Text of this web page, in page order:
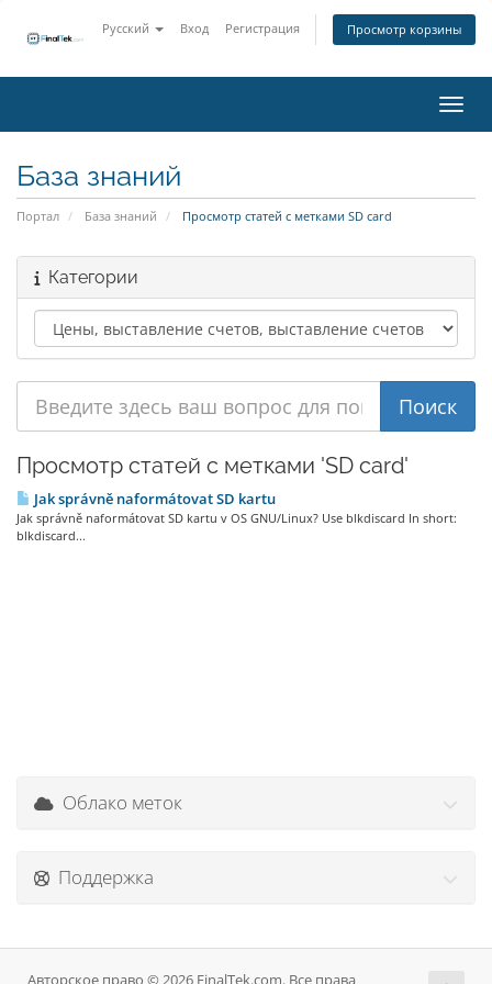
Русский Вход Регистрация Просмотр корзины
База знаний
Портал База знаний Просмотр статей с метками SD card
Категории
Просмотр статей с метками 'SD card'
Jak správně naformátovat SD kartu
Jak správně naformátovat SD kartu v OS GNU/Linux? Use blkdiscard In short:
blkdiscard...
Облако меток
Поддержка
Авторское право © 2026 FinalTek.com. Все права